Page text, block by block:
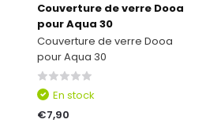
Couverture de verre Dooa
pour Aqua 30
Couverture de verre Dooa
pour Aqua 30
En stock
€7,90